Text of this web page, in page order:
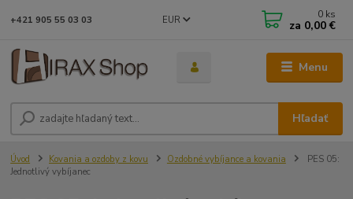
Menu
EUR
Hľadať
+421 905 55 03 03 0 ks
za 0,00 €
Úvod Kovania a ozdoby z kovu Ozdobné vybíjance a kovania
PES 05:
Jednotlivý vybíjanec